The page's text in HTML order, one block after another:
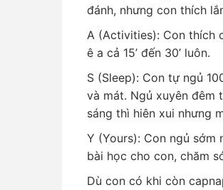
đánh, nhưng con thích
A (Activities): Con thích
ê a cả 15’ đến 30’ luôn.
S (Sleep): Con tự ngủ
và mát. Ngủ xuyên đêm
sáng thì hiên xui nhưng
Y (Yours): Con ngủ sớm
bài học cho con, chăm
Dù con có khi còn